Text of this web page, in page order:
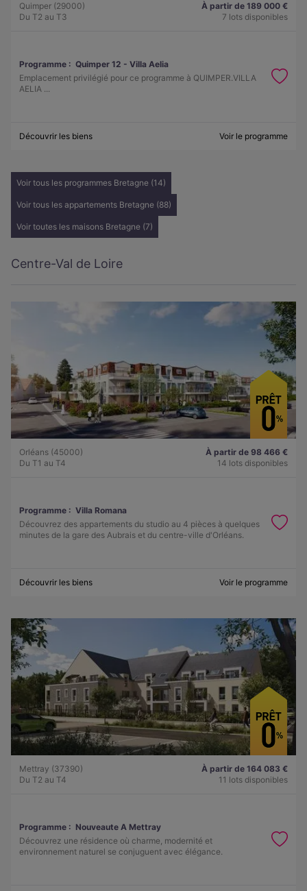
Quimper (29000)
Du T2 au T3
À partir de 189 000 €
7 lots disponibles
Programme : Quimper 12 - Villa Aelia
Emplacement privilégié pour ce programme à QUIMPER.VILLA
AELIA ...
Découvrir les biens Voir le programme
Voir tous les programmes Bretagne (14)
Voir tous les appartements Bretagne (88)
Voir toutes les maisons Bretagne (7)
Centre-Val de Loire
Orléans (45000)
Du T1 au T4
À partir de 98 466 €
14 lots disponibles
Programme : Villa Romana
Découvrez des appartements du studio au 4 pièces à quelques
minutes de la gare des Aubrais et du centre-ville d'Orléans.
Découvrir les biens Voir le programme
Mettray (37390)
Du T2 au T4
À partir de 164 083 €
11 lots disponibles
Programme : Nouveaute A Mettray
Découvrez une résidence où charme, modernité et
environnement naturel se conjuguent avec élégance.